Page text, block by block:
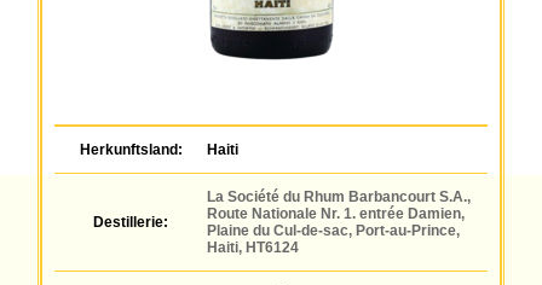
Herkunftsland: Haiti
Destillerie:
La Société du Rhum Barbancourt S.A.,
Route Nationale Nr. 1. entrée Damien,
Plaine du Cul-de-sac, Port-au-Prince,
Haiti, HT6124